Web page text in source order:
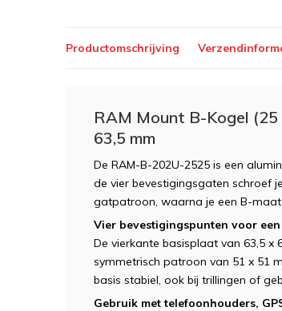
Productomschrijving
RAM Mount B-Kogel
63,5 mm
De RAM-B-202U-2525 is een
de vier bevestigingsgaten schroef
gatpatroon, waarna je een B-
Vier bevestigingspunten voor
De vierkante basisplaat van 63,5 x
symmetrisch patroon van 51 x 51
basis stabiel, ook bij trillingen of
Gebruik met telefoonhouders,